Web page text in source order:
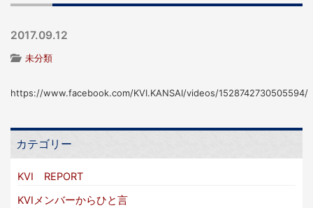
2017.09.12
未分類
https://www.facebook.com/KVI.KANSAI/videos/1528742730505594/
カテゴリー
KVI REPORT
KVIメンバーからひと言